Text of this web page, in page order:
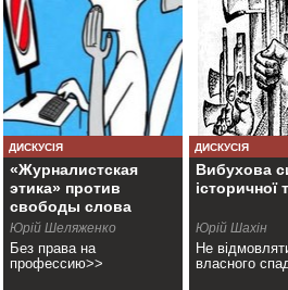
ДИСКУСІЯ
«Журналистская
этика» против
свободы слова
Юрій Шеляженко
Без права на
профессию>>
ДИСКУСІЯ
Вибухова
історичної
Юрій Шахін
Не
власного